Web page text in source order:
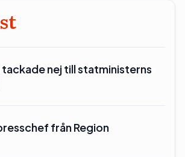
nej till statministerns
från Region